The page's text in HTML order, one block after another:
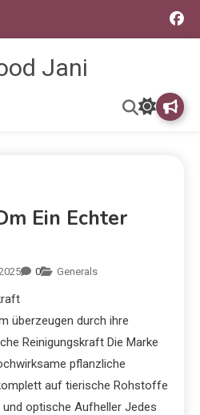
Jani
Ein Echter
0 Generals
überzeugen durch ihre
Reinigungskraft Die Marke
pflanzliche
auf tierische Rohstoffe
optische Aufheller Jedes